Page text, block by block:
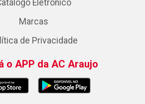
Eletrônico
Marcas
de Privacidade
o APP da AC Araujo